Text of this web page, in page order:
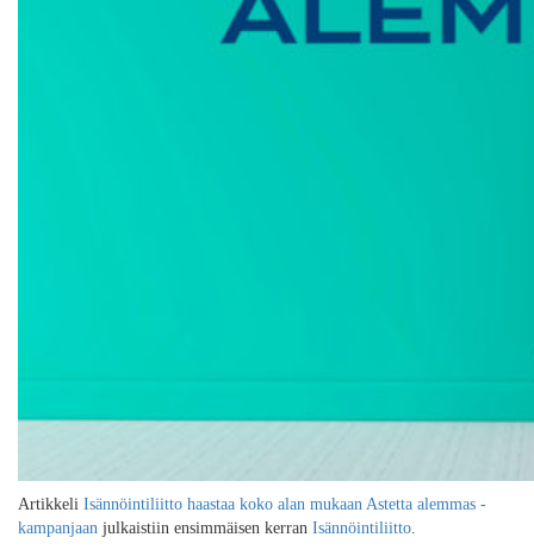
Artikkeli Isännöintiliitto haastaa koko alan mukaan Astetta alemmas -
kampanjaan julkaistiin ensimmäisen kerran Isännöintiliitto.